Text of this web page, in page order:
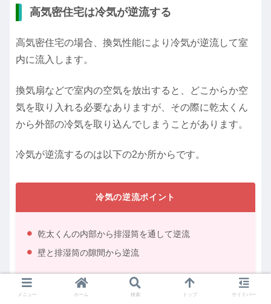
高気密住宅は冷気が逆流する
高気密住宅の場合、換気性能により冷気が逆流して室
内に流入します。
換気扇などで室内の空気を放出すると、どこからか空
気を取り入れる必要なありますが、その際に乾太くん
から外部の冷気を取り込んでしまうことがあります。
冷気が逆流するのは以下の2か所からです。
冷気の逆流ポイント
乾太くんの内部から排湿筒を通して逆流
壁と排湿筒の隙間から逆流
メニュー ホーム 検索 トップ サイドバー